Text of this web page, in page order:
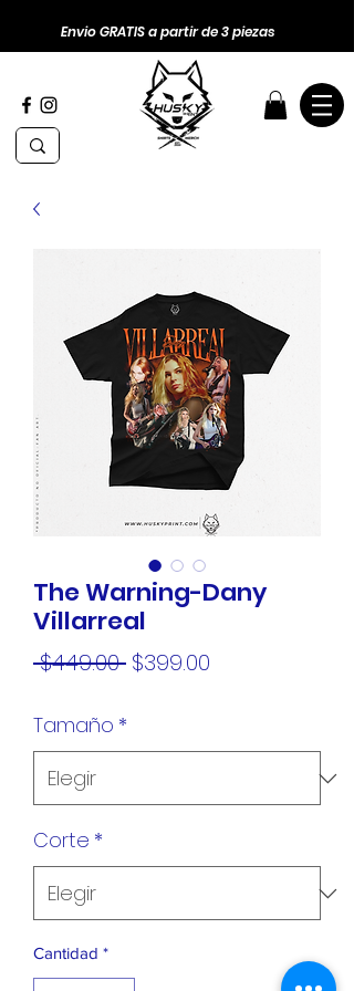
Envio GRATIS a partir de 3 piezas
The Warning-Dany
Villarreal
$449.00 Precio
$399.00
Tamaño *
Corte *
Cantidad *